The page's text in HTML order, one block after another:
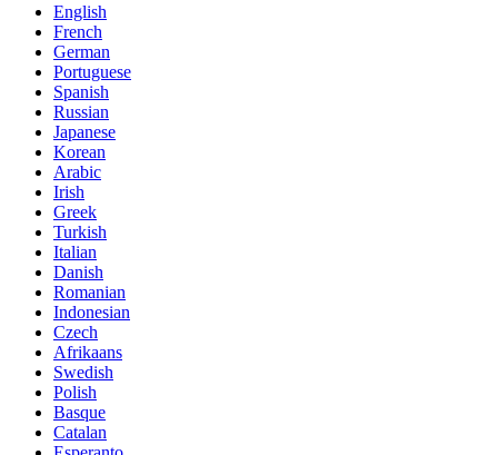
English
French
German
Portuguese
Spanish
Russian
Japanese
Korean
Arabic
Irish
Greek
Turkish
Italian
Danish
Romanian
Indonesian
Czech
Afrikaans
Swedish
Polish
Basque
Catalan